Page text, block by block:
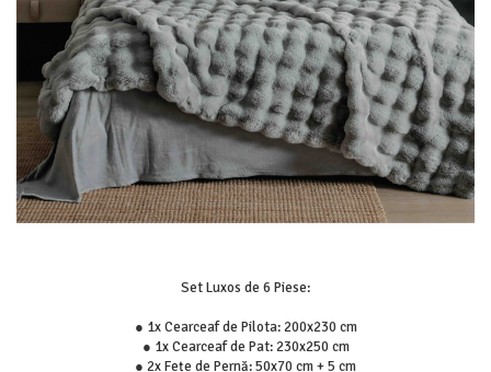
Lenjerii Pat Imprimeu 5D cu Elastic
Cearceaf cu Elastic pat 1 Persoana
Cearceaf cu Elastic pat 2 Persoane
Lenjerii Pat Inimi Brodate
Lenjerii Pat, Bumbac-Finet Premium, 1
Persoana
Lenjerii Pat, Bumbac-Finet Premium, 2
Persoane
Set Luxos de 6 Piese:
● 1x Cearceaf de Pilota: 200x230 cm
● 1x Cearceaf de Pat: 230x250 cm
● 2x Fețe de Pernă: 50x70 cm + 5 cm